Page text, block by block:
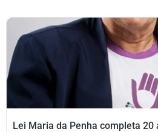
Lei Maria da Penha completa 20